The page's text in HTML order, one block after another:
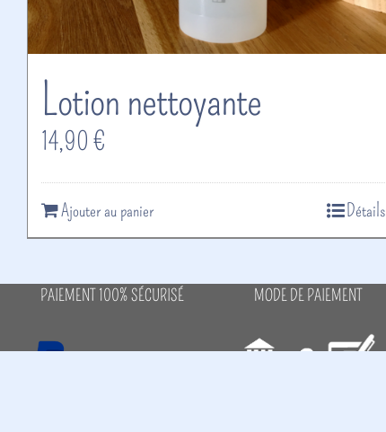
Lotion nettoyante
14,90 €
Ajouter au panier Détails
PAIEMENT 100% SÉCURISÉ MODE DE PAIEMENT